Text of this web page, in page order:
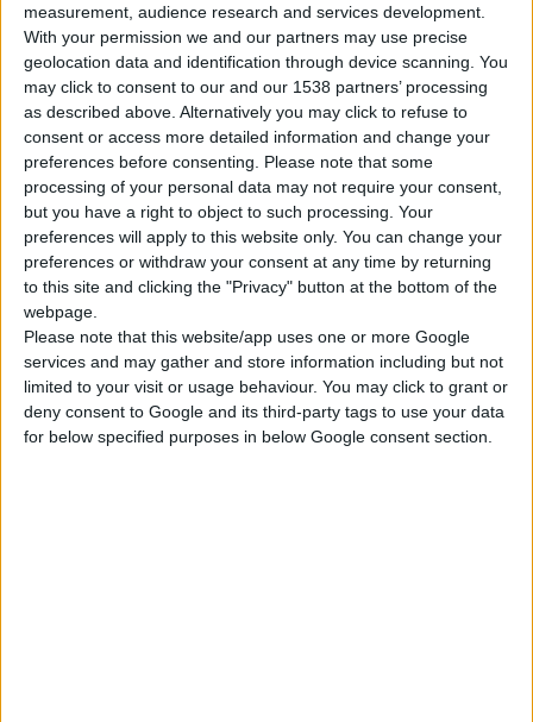
measurement, audience research and services development.
With your permission we and our partners may use precise
geolocation data and identification through device scanning. You
may click to consent to our and our 1538 partners’ processing
as described above. Alternatively you may click to refuse to
consent or access more detailed information and change your
preferences before consenting.
Please note that some
processing of your personal data may not require your consent,
but you have a right to object to such processing. Your
preferences will apply to this website only. You can change your
preferences or withdraw your consent at any time by returning
to this site and clicking the "Privacy" button at the bottom of the
webpage.
Please note that this website/app uses one or more Google
services and may gather and store information including but not
limited to your visit or usage behaviour. You may click to grant or
deny consent to Google and its third-party tags to use your data
for below specified purposes in below Google consent section.
αφού τις περισσότερες φορές αγοράζουν τέτοιου είδους
φάρμακα εν αγνοία του γιατρού τους, ο οποίος είναι ο μόνος
αρμόδιος για να αξιολογήσει την κατάσταση και να αποφασίσει
τη συνταγογράφηση των καθαρτικών», εξηγεί ογενικός
χειρουργός Δρ. Αναστάσιος Ξιάρχος-Διευθυντής της
χειρουργικής κλινικής του Ομίλου Ιατρικού Αθηνών-Ιατρικού
Περιστερίου και Πρόεδρος της Επιστημονικής Εταιρείας
Ορθοπρωκτικής Χειρουργικής.
«Εξάλλου, η δυσκοιλιότητα δεν είναι νόσος, αλλά αποτελεί
σύμπτωμα κάποιας πεπτικής διαταραχής, η οποία επιλύεται
εύκολα τις περισσότερες φορές, ή προκαλείται από άλλους
λόγους, όπως η λήψη συγκεκριμένων φαρμάκων.Οπότε η
αντιμετώπιση πρέπει να προσδιοριστεί από την αιτία,
ώστε να υπάρχει αποτελεσματική και οριστική